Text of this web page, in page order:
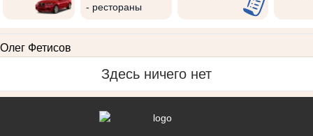
- рестораны
Олег Фетисов
Здесь ничего нет